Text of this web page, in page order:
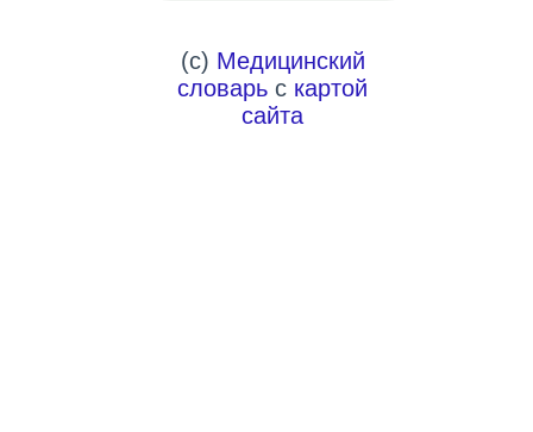
(c) Медицинский
словарь с картой
сайта